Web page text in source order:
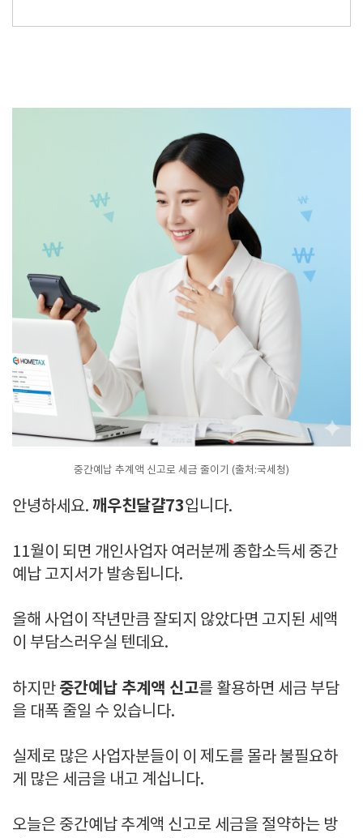
중간예납 추계액 신고로 세금 줄이기 (출처:국세청)
안녕하세요. 깨우친달걀73입니다.
11월이 되면 개인사업자 여러분께 종합소득세 중간
예납 고지서가 발송됩니다.
올해 사업이 작년만큼 잘되지 않았다면 고지된 세액
이 부담스러우실 텐데요.
하지만 중간예납 추계액 신고를 활용하면 세금 부담
을 대폭 줄일 수 있습니다.
실제로 많은 사업자분들이 이 제도를 몰라 불필요하
게 많은 세금을 내고 계십니다.
오늘은 중간예납 추계액 신고로 세금을 절약하는 방